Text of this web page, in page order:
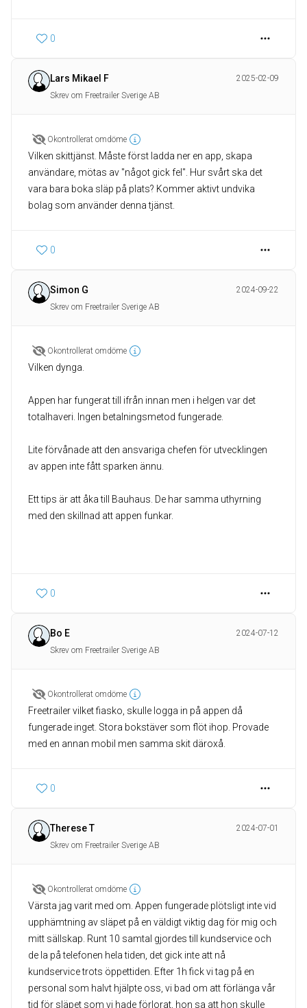
0
Lars Mikael F
2025-02-09
Skrev om Freetrailer Sverige AB
Okontrollerat omdöme
Vilken skittjänst. Måste först ladda ner en app, skapa
användare, mötas av "något gick fel". Hur svårt ska det
vara bara boka släp på plats? Kommer aktivt undvika
bolag som använder denna tjänst.
0
Simon G
2024-09-22
Skrev om Freetrailer Sverige AB
Okontrollerat omdöme
Vilken dynga.
Appen har fungerat till ifrån innan men i helgen var det
totalhaveri. Ingen betalningsmetod fungerade.
Lite förvånade att den ansvariga chefen för utvecklingen
av appen inte fått sparken ännu.
Ett tips är att åka till Bauhaus. De har samma uthyrning
med den skillnad att appen funkar.
0
Bo E
2024-07-12
Skrev om Freetrailer Sverige AB
Okontrollerat omdöme
Freetrailer vilket fiasko, skulle logga in på appen då
fungerade inget. Stora bokstäver som flöt ihop. Provade
med en annan mobil men samma skit däroxå.
0
Therese T
2024-07-01
Skrev om Freetrailer Sverige AB
Okontrollerat omdöme
Värsta jag varit med om. Appen fungerade plötsligt inte vid
upphämtning av släpet på en väldigt viktig dag för mig och
mitt sällskap. Runt 10 samtal gjordes till kundservice och
de la på telefonen hela tiden, det gick inte att nå
kundservice trots öppettiden. Efter 1h fick vi tag på en
personal som halvt hjälpte oss, vi bad om att förlänga vår
tid för släpet som vi hade förlorat, hon sa att hon skulle